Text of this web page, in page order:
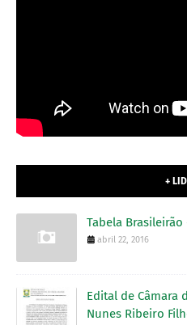
+
Tabela
abril 22, 2016
Edital de Câmara
Nunes Ribeiro